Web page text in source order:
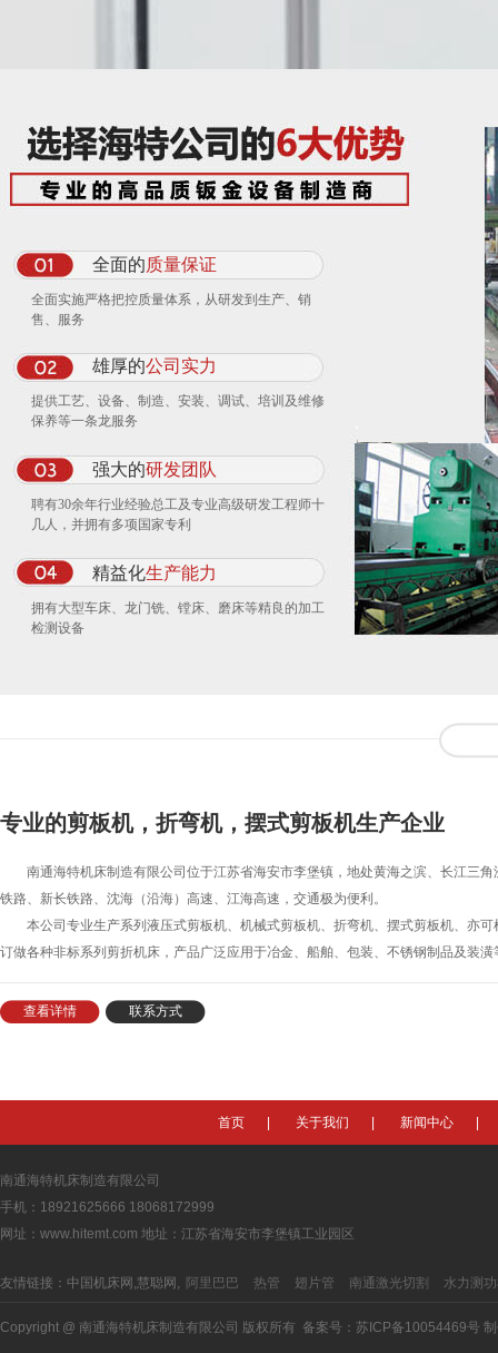
全面的质量保证
全面实施严格把控质量体系，从研发到生产、销
售、服务
雄厚的公司实力
提供工艺、设备、制造、安装、调试、培训及维修
保养等一条龙服务
强大的研发团队
聘有30余年行业经验总工及专业高级研发工程师十
几人，并拥有多项国家专利
精益化生产能力
拥有大型车床、龙门铣、镗床、磨床等精良的加工
检测设备
专业的剪板机，折弯机，摆式剪板机生产企业
南通海特机床制造有限公司位于江苏省海安市李堡镇，地处黄海之滨、长江三角
铁路、新长铁路、沈海（沿海）高速、江海高速，交通极为便利。
本公司专业生产系列液压式剪板机、机械式剪板机、折弯机、摆式剪板机、亦可
订做各种非标系列剪折机床，产品广泛应用于冶金、船舶、包装、不锈钢制品及装潢
查看详情 联系方式
首页 关于我们 新闻中心
南通海特机床制造有限公司
手机：18921625666 18068172999
网址：www.hitemt.com 地址：江苏省海安市李堡镇工业园区
友情链接：中国机床网,慧聪网, 阿里巴巴 热管 翅片管 南通激光切割 水力测
Copyright @ 南通海特机床制造有限公司 版权所有 备案号： 苏ICP备10054469号
1.液压闸式剪板机、南通海特机
10.产品展示-南通海特机床制造
11.产品展示-南通海特机床制造
14.产品展示-南通海特机床制造
16. QC12K系列数控液压摆式剪
17.
QC11Y/K系列液压闸式剪板